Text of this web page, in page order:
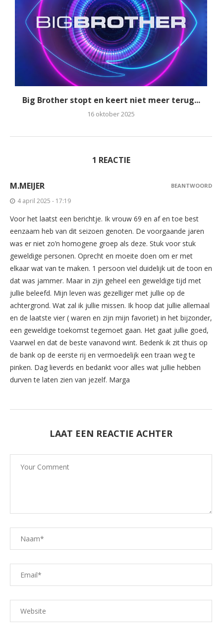
Big Brother stopt en keert niet meer terug...
16 oktober 2025
1 REACTIE
M.MEIJER
4 april 2025 - 17:19
Voor het laatst een berichtje. Ik vrouw 69 en af en toe best
eenzaam heb van dit seizoen genoten. De voorgaande jaren
was er niet zo’n homogene groep als deze. Stuk voor stuk
geweldige personen. Oprecht en moeite doen om er met
elkaar wat van te maken. 1 persoon viel duidelijk uit de toon en
dat was jammer. Maar in zijn geheel een geweldige tijd met
jullie beleefd. Mijn leven was gezelliger met jullie op de
achtergrond. Wat zal ik jullie missen. Ik hoop dat jullie allemaal
en de laatste vier ( waren en zijn mijn favoriet) in het bijzonder,
een geweldige toekomst tegemoet gaan. Het gaat jullie goed,
Vaarwel en dat de beste vanavond wint. Bedenk ik zit thuis op
de bank op de eerste rij en vermoedelijk een traan weg te
pinken. Dag lieverds en bedankt voor alles wat jullie hebben
durven te laten zien van jezelf. Marga
BEANTWOORD
LAAT EEN REACTIE ACHTER